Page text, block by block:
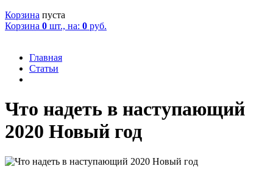
Корзина пуста
Корзина 0 шт., на: 0 руб.
Главная
Статьи
Что надеть в наступающий
2020 Новый год